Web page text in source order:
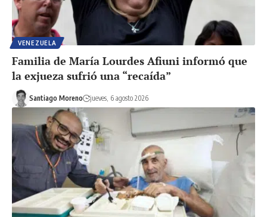
VENEZUELA
Familia de María Lourdes Afiuni informó que
la exjueza sufrió una “recaída”
Santiago Moreno jueves, 6 agosto 2026